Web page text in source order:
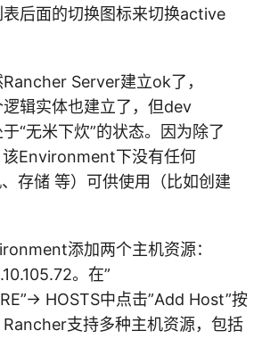
后面的切换图标来切换active
Server建立ok了，
辑实体也建立了，但dev
“无米下炊”的状态。因为除了
Environment下没有任何
存储 等）可供使用（比如创建
添加两个主机资源：
。在”
> HOSTS中点击”Add Host”按
支持多种主机资源，包括